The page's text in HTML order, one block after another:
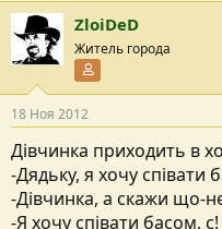
ZloiDeD
Житель города
18 Ноя 2012
Дівчинка приходить в
-Дядьку, я хочу співати
-Дівчинка, а скажи що-
-Я хочу співати басом, с!